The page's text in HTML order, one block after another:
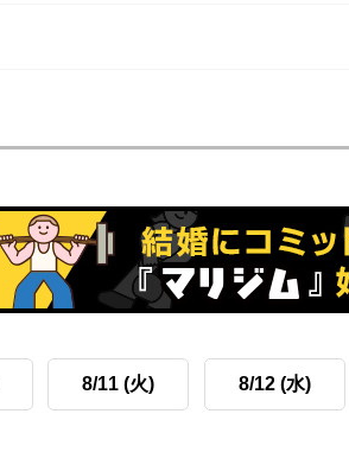
8/11 (火) 8/12 (水)